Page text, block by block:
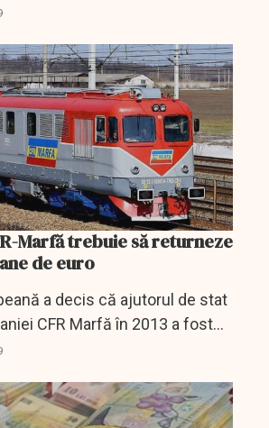
compania.
Marfă trebuie să returneze
de euro
a decis că ajutorul de stat
CFR Marfă în 2013 a fost
român va trebui să recupereze